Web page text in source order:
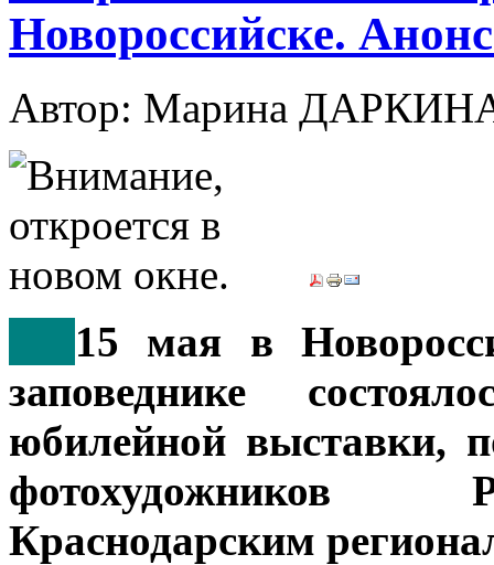
Новороссийске.
Автор: Марина
15 мая в
заповеднике
юбилейной выставки,
фотохудожников
Краснодарским